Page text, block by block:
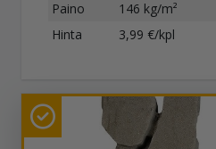
Paino
146 kg/m²
Hinta
3,99 €/kpl